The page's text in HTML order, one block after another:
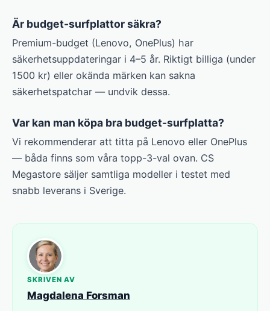
Är budget-surfplattor säkra?
Premium-budget (Lenovo, OnePlus) har
säkerhetsuppdateringar i 4–5 år. Riktigt billiga (under
1500 kr) eller okända märken kan sakna
säkerhetspatchar — undvik dessa.
Var kan man köpa bra budget-surfplatta?
Vi rekommenderar att titta på Lenovo eller OnePlus
— båda finns som våra topp-3-val ovan. CS
Megastore säljer samtliga modeller i testet med
snabb leverans i Sverige.
SKRIVEN AV
Magdalena Forsman